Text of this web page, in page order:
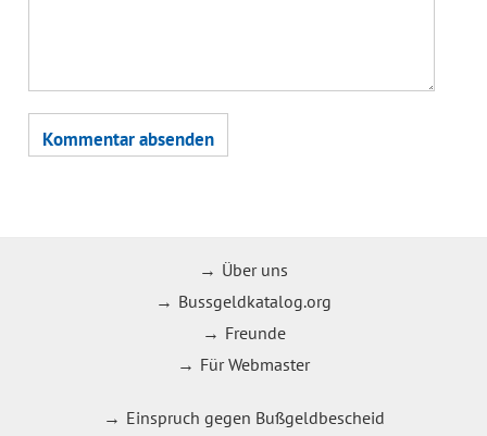
Über uns
Bussgeldkatalog.org
Freunde
Für Webmaster
Einspruch gegen Bußgeldbescheid